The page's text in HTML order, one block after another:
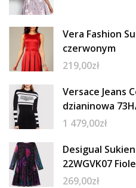
Vera Fashion
czerwonym
219,00zł
Versace Jeans
dzianinowa
1 479,00zł
Desigual
22WGVK07
269,00zł